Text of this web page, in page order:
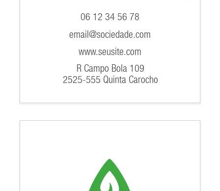
www.seusite.com
R Campo Bola 109
2525-555 Quinta Carocho
06 12 34 56 78
email@sociedade.com